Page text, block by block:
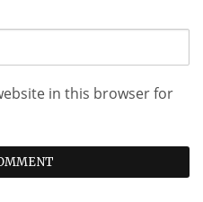
in this browser for